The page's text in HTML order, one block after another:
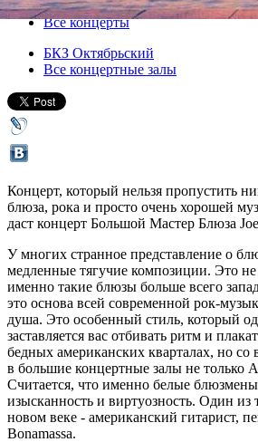
Все концерты
БКЗ Октябрьский
Все концертные залы
Концерт, который нельзя пропустить
блюза, рока и просто очень хорошей
даст концерт Большой Мастер Блюза
У многих странное представление о
медленные тягучие композиции. Это не
именно такие блюзы больше всего
это основа всей современной рок-
душа. Это особенный стиль, который
заставляется вас отбивать ритм и
бедных американских кварталах, но со
в большие концертные залы не только
Считается, что именно белые
изысканность и виртуозность. Один из
новом веке - американский гитарист,
Bonamassa.